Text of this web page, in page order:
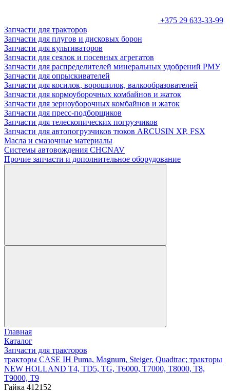
+375 29 633-33-99
Запчасти для тракторов
Запчасти для плугов и дисковых борон
Запчасти для культиваторов
Запчасти для сеялок и посевных агрегатов
Запчасти для распределителей минеральных удобрений РМУ
Запчасти для опрыскивателей
Запчасти для косилок, ворошилок, валкообразователей
Запчасти для кормоуборочных комбайнов и жаток
Запчасти для зерноуборочных комбайнов и жаток
Запчасти для пресс-подборщиков
Запчасти для телескопических погрузчиков
Запчасти для автопогрузчиков тюков ARCUSIN XP, FSX
Масла и смазочные материалы
Системы автовождения CHCNAV
Прочие запчасти и дополнительное оборудование
Главная
Каталог
Запчасти для тракторов
тракторы CASE IH Puma, Magnum, Steiger, Quadtrac; тракторы
NEW HOLLAND T4, TD5, TG, T6000, T7000, T8000, T8,
T9000, T9
Гайка 412152